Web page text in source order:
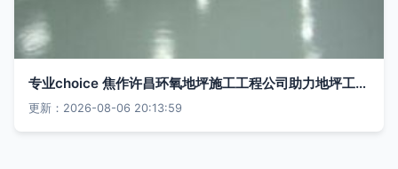
专业choice 焦作许昌环氧地坪施工工程公司助力地坪工程升级
更新：2026-08-06 20:13:59